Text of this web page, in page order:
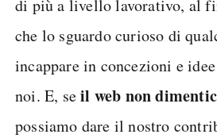
di più a livello lavorativo, al
che lo sguardo curioso di
incappare in concezioni e
noi. E, seil web non
possiamo dare il nostro